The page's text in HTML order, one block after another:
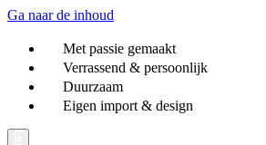
Ga naar de inhoud
Met passie gemaakt
Verrassend & persoonlijk
Duurzaam
Eigen import & design